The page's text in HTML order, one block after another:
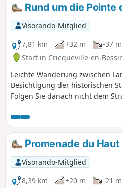
Rund um die Pointe
Visorando-Mitglied
7,81 km
+32 m -37 m
Start in Cricqueville-en-
Leichte Wanderung zwischen
Besichtigung der historischen
Folgen Sie danach nicht dem
wird, siehe Hinweise.
Promenade du Haut
Visorando-Mitglied
8,39 km
+20 m -21 m